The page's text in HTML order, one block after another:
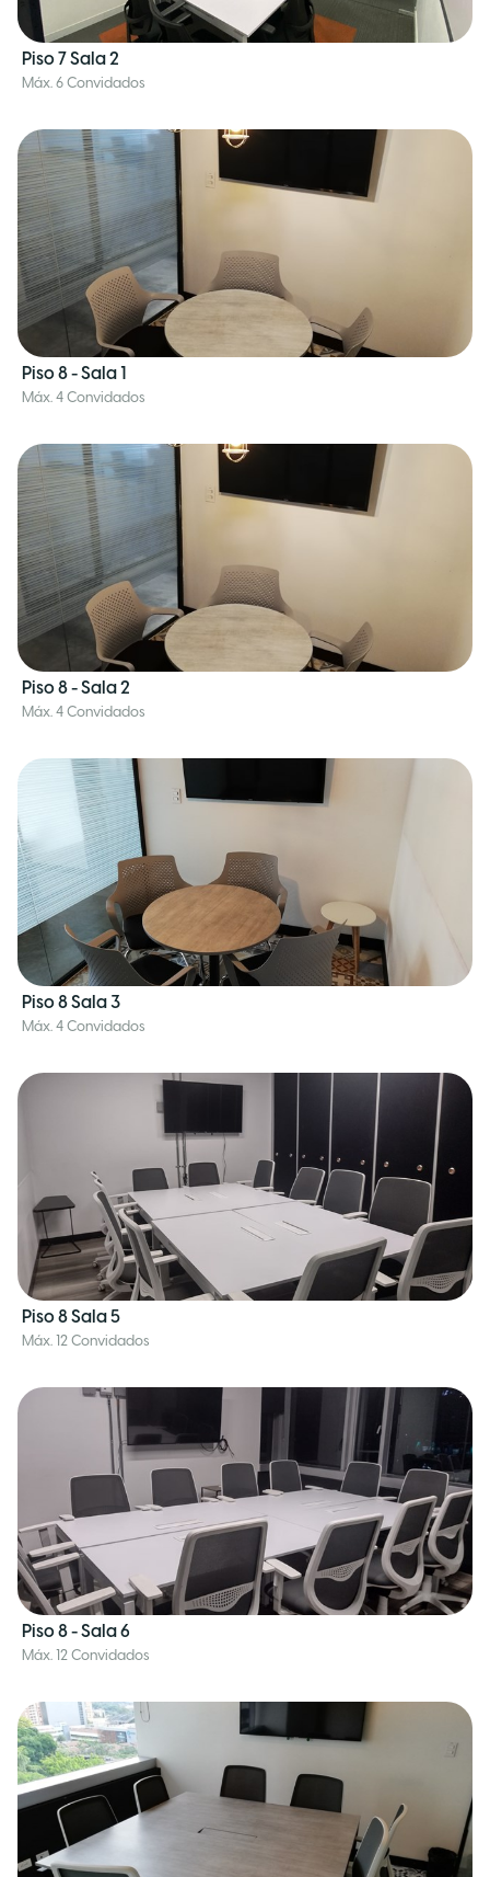
Piso 7 Sala 2
Máx. 6 Convidados
Piso 8 - Sala 1
Máx. 4 Convidados
Piso 8 - Sala 2
Máx. 4 Convidados
Piso 8 Sala 3
Máx. 4 Convidados
Piso 8 Sala 5
Máx. 12 Convidados
Piso 8 - Sala 6
Máx. 12 Convidados